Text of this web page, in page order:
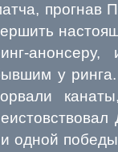
прогнав
у ринга.
одной